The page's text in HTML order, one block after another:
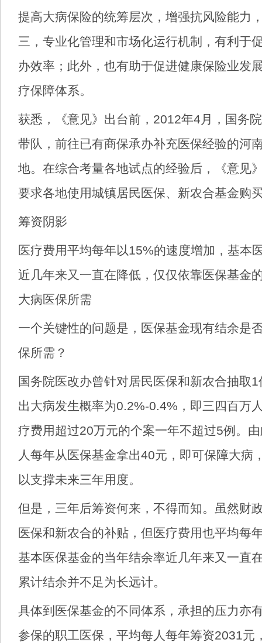
提高大病保险的统筹层次，增强抗风险能力
三，专业化管理和市场化运行机制，有利于
办效率；此外，也有助于促进健康保险业发
疗保障体系。
获悉，《意见》出台前，2012年4月，国务
带队，前往已有商保承办补充医保经验的河
地。在综合考量各地试点的经验后，《意见
要求各地使用城镇居民医保、新农合基金购
筹资阴影
医疗费用平均每年以15%的速度增加，基本
近几年来又一直在降低，仅仅依靠医保基金
大病医保所需
一个关键性的问题是，医保基金现有结余是
保所需？
国务院医改办曾针对居民医保和新农合抽取
出大病发生概率为0.2%-0.4%，即三四百万
疗费用超过20万元的个案一年不超过5例。
人每年从医保基金拿出40元，即可保障大病
以支撑未来三年用度。
但是，三年后筹资何来，不得而知。虽然财
医保和新农合的补贴，但医疗费用也平均每
基本医保基金的当年结余率近几年来又一直
累计结余并不足为长远计。
具体到医保基金的不同体系，承担的压力亦
参保的职工医保，平均每人每年筹资2031元